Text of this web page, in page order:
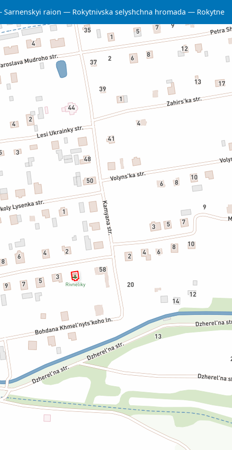
Sarnenskyi raion Rokytnivska selyshchna hromada Rokytne